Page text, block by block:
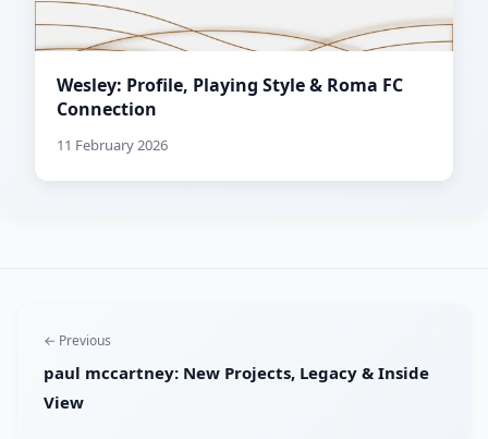
Wesley: Profile, Playing Style & Roma FC
Connection
11 February 2026
← Previous
paul mccartney: New Projects, Legacy & Inside
View